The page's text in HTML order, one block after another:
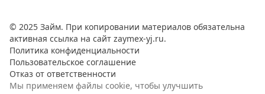
© 2025 Займ. При копировании материалов обязательна
активная ссылка на сайт zaymex-yj.ru.
Политика конфиденциальности
Пользовательское соглашение
Отказ от ответственности
Мы применяем файлы cookie, чтобы улучшить